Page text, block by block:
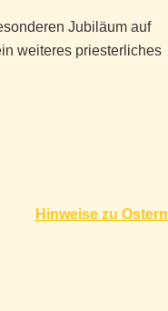
Jubiläum auf
weiteres priesterliches
Hinweise zu Ostern